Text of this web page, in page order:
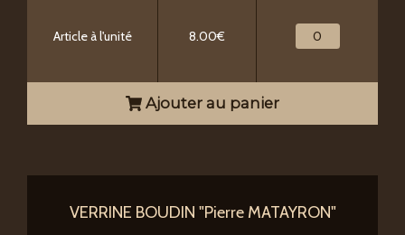
Article à l'unité 8.00€
Ajouter au panier
VERRINE BOUDIN "Pierre MATAYRON"